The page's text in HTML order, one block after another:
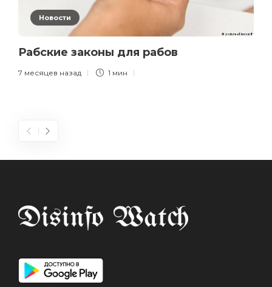
Новости
Рабские законы для рабов
7 месяцев назад 1 мин